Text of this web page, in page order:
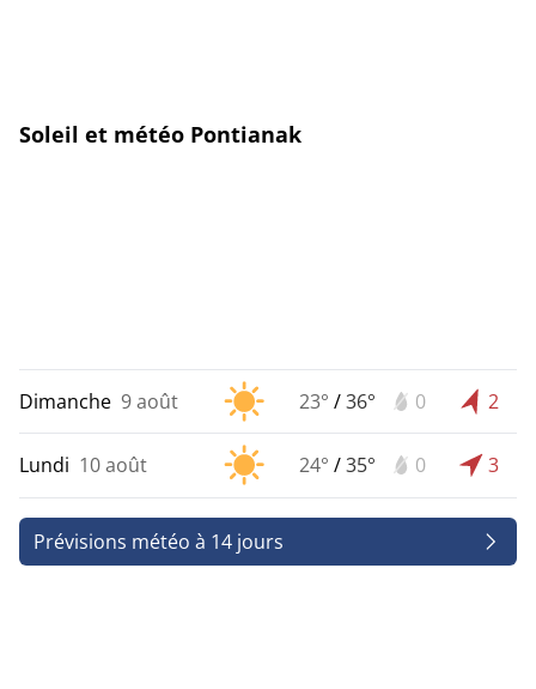
Soleil et météo Pontianak
Dimanche 9 août 23° /36° 0 2
Lundi 10 août 24° /35° 0 3
Prévisions météo à 14 jours